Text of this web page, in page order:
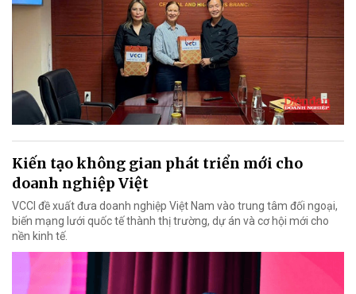
Kiến tạo không gian phát triển mới cho
doanh nghiệp Việt
VCCI đề xuất đưa doanh nghiệp Việt Nam vào trung tâm đối ngoại,
biến mạng lưới quốc tế thành thị trường, dự án và cơ hội mới cho
nền kinh tế.